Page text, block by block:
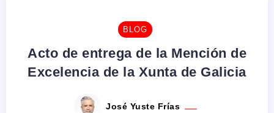
BLOG
Acto de entrega de la Mención de
Excelencia de la Xunta de Galicia
José Yuste Frías